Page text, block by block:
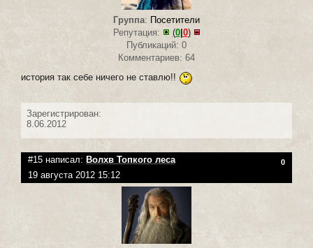
Группа: Посетители
Репутация:
(0| 0)
Публикаций: 0
Комментариев: 64
история так себе ничего не ставлю!!
Зарегистрирован:
8.06.2012
#15 написал: Волхв Топкого леса 0
19 августа 2012 15:12